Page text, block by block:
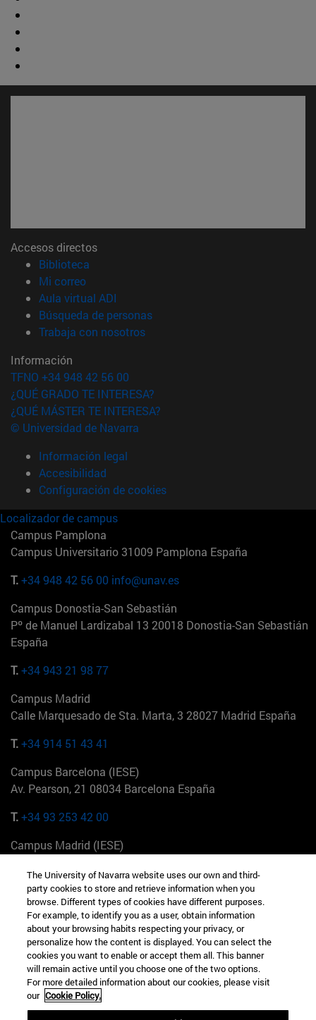
Accesos directos
Biblioteca
Mi correo(abre en nueva ventana)
Aula virtual ADI
Búsqueda de personas(abre en nueva ventana)
Trabaja con nosotros(abre en nueva ventana)
Información
TFNO +34 948 42 56 00
¿QUÉ GRADO TE INTERESA?
¿QUÉ MÁSTER TE INTERESA?
© Universidad de Navarra
Información legal
Accesibilidad
Configuración de cookies
Localizador de campus
Campus Pamplona
Campus Universitario 31009 Pamplona España
T.+34 948 42 56 00 info@unav.es
Campus Donostia-San Sebastián
Pº de Manuel Lardizabal 13 20018 Donostia-San Sebastián
España
T.+34 943 21 98 77
Campus Madrid
Calle Marquesado de Sta. Marta, 3 28027 Madrid España
T.+34 914 51 43 41
Campus Barcelona (IESE)
Av. Pearson, 21 08034 Barcelona España
T.+34 93 253 42 00
Campus Madrid (IESE)
+34 912 11 30 00
Campus Nueva York (IESE)
165 W 57th St 10019-2201 Nueva York EE.UU
+1 646 346 8850
Campus Munich (IESE)
Maria-Theresia-Straße 15 81675 Múnich Alemania
The University of Navarra website uses our own and third-
party cookies to store and retrieve information when you
browse. Different types of cookies have different purposes.
For example, to identify you as a user, obtain information
about your browsing habits respecting your privacy, or
personalize how the content is displayed. You can select the
cookies you want to enable or accept them all. This banner
will remain active until you choose one of the two options.
For more detailed information about our cookies, please visit
our Cookie Policy.